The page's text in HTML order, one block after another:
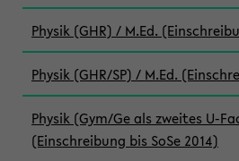
Physik (GHR) / M.Ed.
Physik (GHR/SP) / M.Ed.
Physik (Gym/Ge als zweites U-
(Einschreibung bis SoSe 2014)